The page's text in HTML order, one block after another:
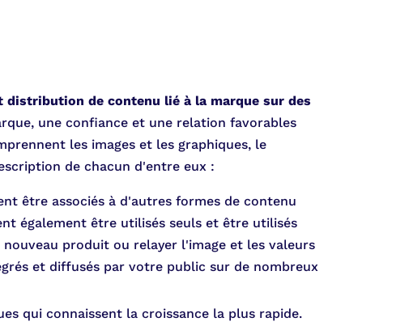
distribution de contenu lié à la marque sur des
une confiance et une relation favorables
les images et les graphiques, le
de chacun d'entre eux :
être associés à d'autres formes de contenu
également être utilisés seuls et être utilisés
produit ou relayer l'image et les valeurs
et diffusés par votre public sur de nombreux
qui connaissent la croissance la plus rapide.